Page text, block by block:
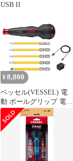
USB II
¥ 8,800
ベッセル(VESSEL) 電
動 ボールグリップ 電ド
ラボール? ドライバー
ビット5本付 USBタイ
プCで充電 最大出力ト
ルク3N・m 220USBC-5